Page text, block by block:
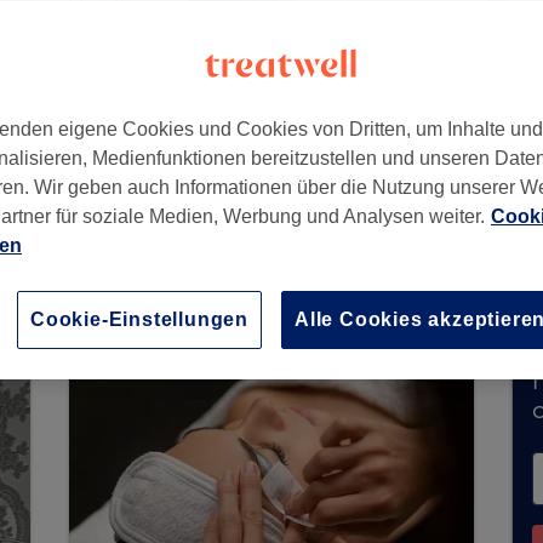
keine Buchungen über Treatwell
Salons in Ihrer Nähe zu finden.
Dort warten
eigene Cookies und Cookies von Dritten, um Inhalte
Medienfunktionen bereitzustellen und unseren
Wir geben auch Informationen über die Nutzung unserer
für soziale Medien, Werbung und Analysen weiter.
Cookie-Einstellungen Alle Cookies akzeptieren